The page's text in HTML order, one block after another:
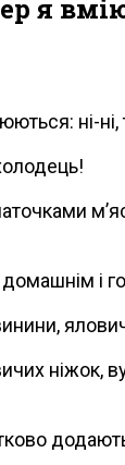
я
ні-ні,
і
ніжок,